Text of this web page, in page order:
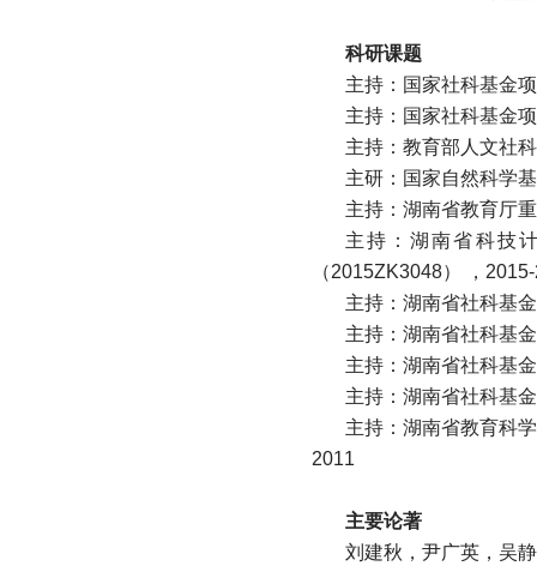
科研课题
主持：国家社科基金
主持：国家社科基金
主持：教育部人文社
主研：国家自然科学
主持：湖南省教育厅
主持：湖南省科技
（2015ZK3048） ，
主持：湖南省社科基
主持：湖南省社科基
主持：湖南省社科基
主持：湖南省社科基
主持：湖南省教育科
2011
主要论著
刘建秋，尹广英，吴